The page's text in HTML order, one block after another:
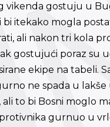
vikenda gostuju u
itekako mogla
ali nakon tri kola
gostujući poraz su
ekipe na tabeli.
ne spada u
to bi Bosni moglo
gurnuo u